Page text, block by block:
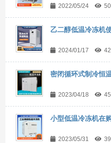
2022/05/24
乙二醇低温冷冻机
2024/01/17
密闭循环式制冷恒
2023/04/18
小型低温冷冻机在
2023/05/31